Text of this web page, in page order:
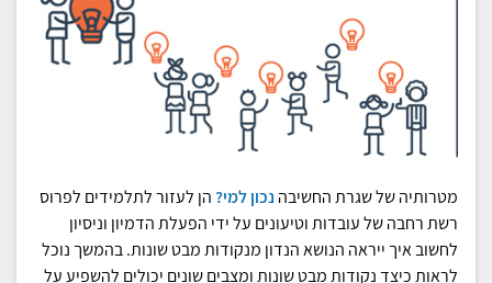
מטרותיה של שגרת החשיבה נכון למי?הן לעזור לתלמידים לפרוס
רשת רחבה של עובדות וטיעונים על ידי הפעלת הדמיון וניסיון
לחשוב איך ייראה הנושא הנדון מנקודות מבט שונות. בהמשך נוכל
לראות כיצד נקודות מבט שונות ומצבים שונים יכולים להשפיע על